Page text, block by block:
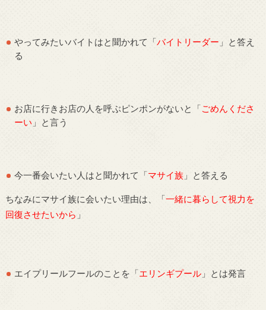
やってみたいバイトはと聞かれて「バイトリーダー 」と答え
る
お店に行きお店の人を呼ぶピンポンがないと「 ごめんくださ
ーい 」と言う
今一番会いたい人はと聞かれて「マサイ族 」と答える
ちなみにマサイ族に会いたい理由は、「一緒に暮らして視力を
回復させたいから 」
エイプリールフールのことを「エリンギプール 」とは発言